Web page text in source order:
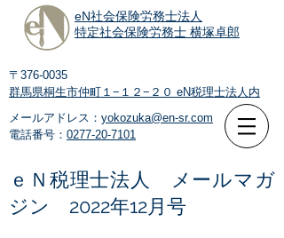
eN社会保険労務士法人
特定社会保険労務士 横塚卓郎
〒376-0035
群馬県桐生市仲町１−１２−２０ eN税理士法人内
メールアドレス： yokozuka@en-sr.com
電話番号： 0277-20-7101
ｅＮ税理士法人 メールマガ
ジン 2022年12月号